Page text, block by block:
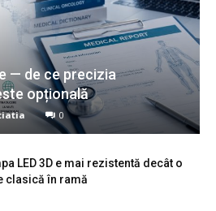
— de ce precizia
opțională
0
LED 3D e mai rezistentă decât o
clasică în ramă